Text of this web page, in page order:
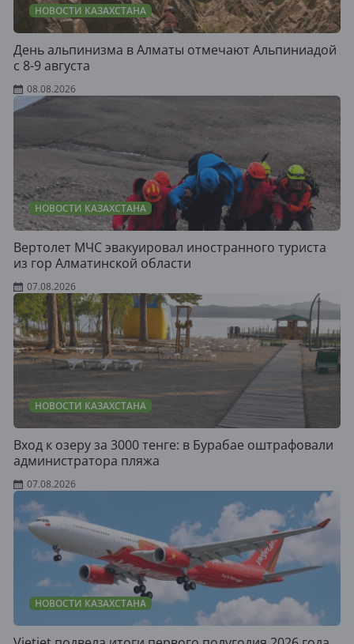
НОВОСТИ КАЗАХСТАНА
День альпинизма в Алматы отмечают Альпиниадой
с 8-9 августа
08.08.2026
НОВОСТИ КАЗАХСТАНА
Вертолет МЧС эвакуировал иностранного туриста
из гор Алматинской области
07.08.2026
НОВОСТИ КАЗАХСТАНА
Вход к озеру за 3000 тенге: в Бурабае оштрафовали
администратора пляжа
07.08.2026
НОВОСТИ КАЗАХСТАНА